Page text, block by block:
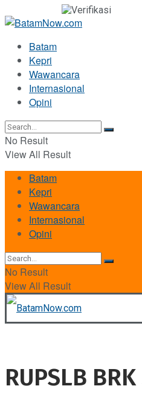
Batam
Kepri
Wawancara
Internasional
Opini
No Result
View All Result
Batam
Kepri
Wawancara
Internasional
Opini
No Result
View All Result
RUPSLB